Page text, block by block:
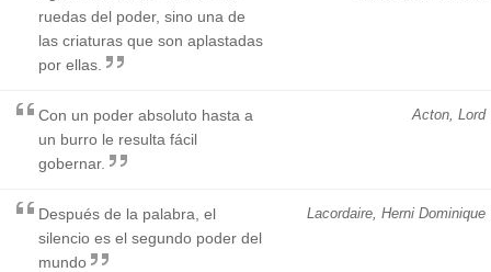
ruedas del poder, sino una de
las criaturas que son aplastadas
por ellas.
Acton, Lord
Con un poder absoluto hasta a
un burro le resulta fácil
gobernar.
Lacordaire, Herni Dominique
Después de la palabra, el
silencio es el segundo poder del
mundo